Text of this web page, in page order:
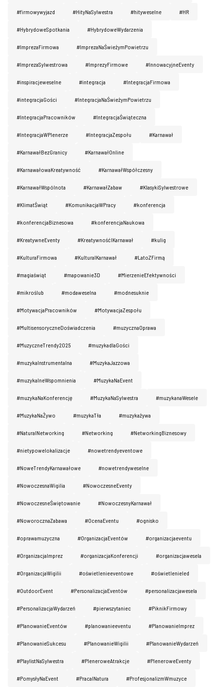
#firmowywyjazd #HityNaSylwestra #hityweselne #HR
#HybrydoweSpotkania #HybrydoweWydarzenia
#ImprezaFirmowa #ImprezaNaŚwieżymPowietrzu
#ImprezaSylwestrowa #ImprezyFirmowe #InnowacyjneEventy
#inspiracjeweselne #integracja #IntegracjaFirmowa
#integracjaGości #IntegracjaNaŚwieżymPowietrzu
#IntegracjaPracowników #IntegracjaŚwiąteczna
#IntegracjaWPlenerze #IntegracjaZespołu #Karnawał
#KarnawałBezGranicy #KarnawałOnline
#KarnawałowaKreatywność #KarnawałWspółczesny
#KarnawałWspólnota #KarnawałZabaw #KlasykiSylwestrowe
#KlimatŚwiąt #KomunikacjaWPracy #konferencja
#konferencjaBiznesowa #konferencjaNaukowa
#KreatywneEventy #KreatywnośćIKarnawał #kulig
#KulturaFirmowa #KulturaIKarnawał #LatoZFirmą
#magiaświąt #mapowanie3D #MierzenieEfektywności
#mikroślub #modaweselna #modnesuknie
#MotywacjaPracowników #MotywacjaZespołu
#MultisensoryczneDoświadczenia #muzycznaOprawa
#MuzyczneTrendy2025 #muzykadlaGości
#muzykaInstrumentalna #MuzykaJazzowa
#muzykalneWspomnienia #MuzykaNaEvent
#muzykaNaKonferencję #MuzykaNaSylwestra #muzykanaWesele
#MuzykaNaŻywo #muzykaTła #muzykażywa
#NaturaINetworking #Networking #NetworkingBiznesowy
#nietypowelokalizacje #nowetrendyeventowe
#NoweTrendyKarnawałowe #nowetrendyweselne
#NowoczesnaWigilia #NowoczesneEventy
#NowoczesneŚwiętowanie #NowoczesnyKarnawał
#NoworocznaZabawa #OcenaEventu #ognisko
#oprawamuzyczna #OrganizacjaEventów #organizacjaeventu
#OrganizacjaImprez #organizacjaKonferencji #organizacjawesela
#OrganizacjaWigilii #oświetlenieeventowe #oświetlenieled
#OutdoorEvent #PersonalizacjaEventów #personalizacjawesela
#PersonalizacjaWydarzeń #pierwszytaniec #PiknikFirmowy
#PlanowanieEventów #planowanieeventu #PlanowanieImprez
#PlanowanieSukcesu #PlanowanieWigilii #PlanowanieWydarzeń
#PlaylistNaSylwestra #PleneroweAtrakcje #PleneroweEventy
#PomysłyNaEvent #PracaINatura #ProfesjonalizmWmuzyce